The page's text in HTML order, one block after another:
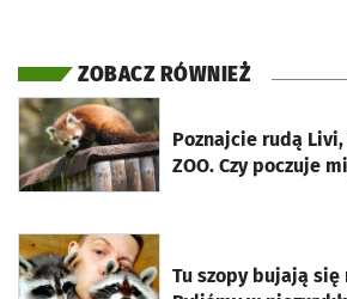
ZOBACZ RÓWNIEŻ
Poznajcie rudą
ZOO. Czy poczuje
otworzy się w nowej karcie
Tu szopy bujają się
otworzy się w nowej karcie